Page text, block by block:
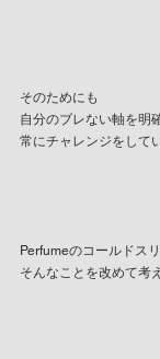
そのためにも
自分のブレない軸を明
常にチャレンジをして
Perfumeのコールドス
そんなことを改めて考